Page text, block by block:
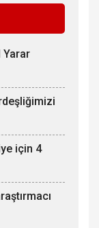
Yarar
için 4